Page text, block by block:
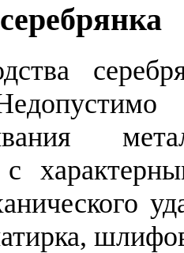
с